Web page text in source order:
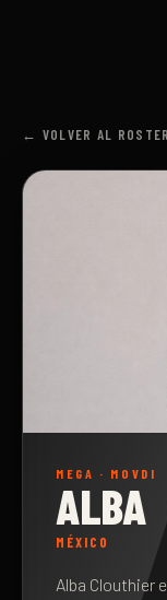
← VOLVER AL ROSTER
MEGA · MOVDI
ALBA
MÉXICO
Alba Clouthier